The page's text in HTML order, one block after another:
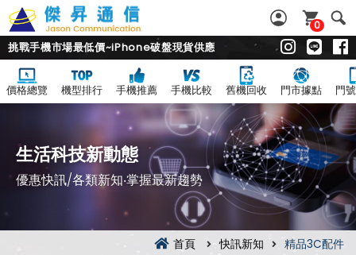
0
挑戰手機市場最低價~iPhone破盤現貨供應
價格總覽 機型排行 手機推薦 手機比較 舊機回收 門市據點 門
生活科技新動態
優惠快訊/各類新知‧掌握最新趨勢
首頁 快訊新知 精品3C配件